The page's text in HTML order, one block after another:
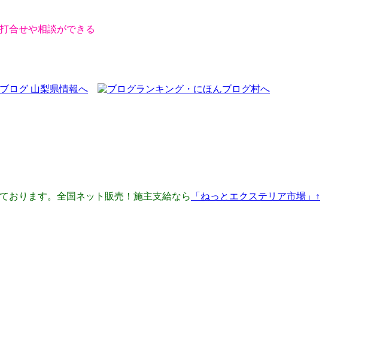
合せや相談ができる
おります。全国ネット販売！施主支給なら
「ねっとエクステリア市場」↑